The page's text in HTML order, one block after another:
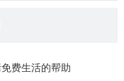
费生活的帮助